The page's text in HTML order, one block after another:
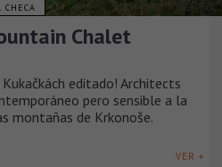
CHECA
Chalet
editado! Architects
pero sensible a la
montañas de Krkonoše.
VER +